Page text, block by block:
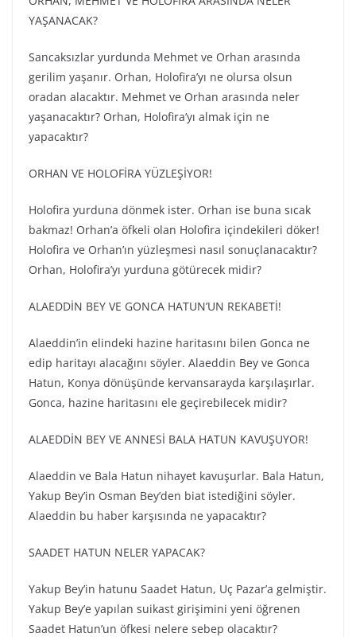
YAŞANACAK?
Sancaksızlar yurdunda Mehmet ve Orhan arasında
gerilim yaşanır. Orhan, Holofira’yı ne olursa olsun
oradan alacaktır. Mehmet ve Orhan arasında neler
yaşanacaktır? Orhan, Holofira’yı almak için ne
yapacaktır?
ORHAN VE HOLOFİRA YÜZLEŞİYOR!
Holofira yurduna dönmek ister. Orhan ise buna sıcak
bakmaz! Orhan’a öfkeli olan Holofira içindekileri döker!
Holofira ve Orhan’ın yüzleşmesi nasıl sonuçlanacaktır?
Orhan, Holofira’yı yurduna götürecek midir?
ALAEDDİN BEY VE GONCA HATUN’UN REKABETİ!
Alaeddin’in elindeki hazine haritasını bilen Gonca ne
edip haritayı alacağını söyler. Alaeddin Bey ve Gonca
Hatun, Konya dönüşünde kervansarayda karşılaşırlar.
Gonca, hazine haritasını ele geçirebilecek midir?
ALAEDDİN BEY VE ANNESİ BALA HATUN KAVUŞUYOR!
Alaeddin ve Bala Hatun nihayet kavuşurlar. Bala Hatun,
Yakup Bey’in Osman Bey’den biat istediğini söyler.
Alaeddin bu haber karşısında ne yapacaktır?
SAADET HATUN NELER YAPACAK?
Yakup Bey’in hatunu Saadet Hatun, Uç Pazar’a gelmiştir.
Yakup Bey’e yapılan suikast girişimini yeni öğrenen
Saadet Hatun’un öfkesi nelere sebep olacaktır?